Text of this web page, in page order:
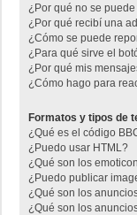
¿Por qué no se
¿Por qué recibí una
¿Cómo se puede
¿Para qué sirve el
¿Por qué mis
¿Cómo hago para
Formatos y tipos de
¿Qué es el código
¿Puedo usar HTML?
¿Qué son los
¿Puedo publicar
¿Qué son los
¿Qué son los